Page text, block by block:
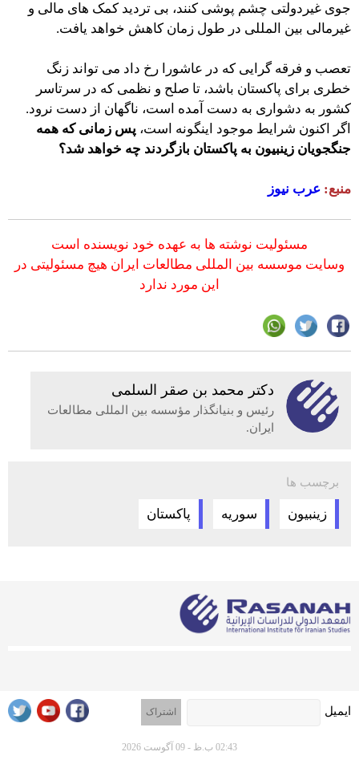
جوی غیردولتی چشم پوشی کنند، بی تردید کمک های مالی و
غیرمالی بین المللی در طول زمان کاهش خواهد یافت.
تعصب و فرقه گرایی که در عاشورا رخ داد می تواند زنگ
خطری برای پاکستان باشد، تا صلح و نظمی که در سرتاسر
کشور به دشواری به دست آمده است، ناگهان از دست نرود.
اگر اکنون شرایط موجود اینگونه است، پس زمانی که همه
جنگجویان زینبیون به پاکستان بازگردند چه خواهد شد؟
منبع: عرب نیوز
مسئولیت نوشته ها به عهده خود نویسنده است
وسایت موسسه بین المللی مطالعات ایران هیچ مسئولیتی در
این مورد ندارد
دكتر محمد بن صقر السلمى
رئیس و بنیانگذار مؤسسه بین المللی مطالعات
ایران.
برچسب ها
زینبیون سوریه پاکستان
ایمیل
02:43 ب.ظ - 09 آگوست 2026